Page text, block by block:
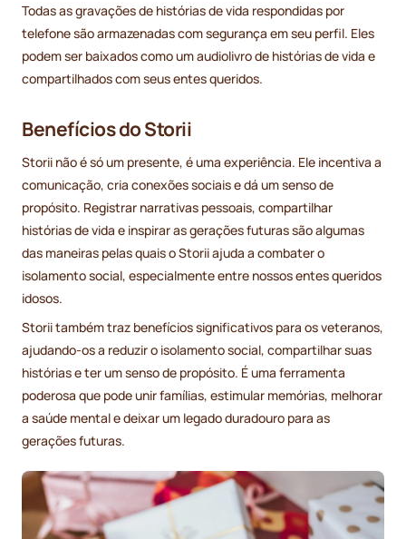
Todas as gravações de histórias de vida respondidas por
telefone são armazenadas com segurança em seu perfil. Eles
podem ser baixados como um audiolivro de histórias de vida e
compartilhados com seus entes queridos.
Benefícios do Storii
Storii não é só um presente, é uma experiência. Ele incentiva a
comunicação, cria conexões sociais e dá um senso de
propósito. Registrar narrativas pessoais, compartilhar
histórias de vida e inspirar as gerações futuras são algumas
das maneiras pelas quais o Storii ajuda a combater o
isolamento social, especialmente entre nossos entes queridos
idosos.
Storii também traz benefícios significativos para os veteranos,
ajudando-os a reduzir o isolamento social, compartilhar suas
histórias e ter um senso de propósito. É uma ferramenta
poderosa que pode unir famílias, estimular memórias, melhorar
a saúde mental e deixar um legado duradouro para as
gerações futuras.